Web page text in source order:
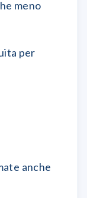
meno
per
anche